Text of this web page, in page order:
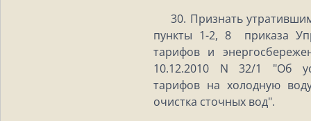
30. Признать
пункты 1-2, 8 приказа
тарифов и
10.12.2010 N 32/1 "Об
тарифов на холодную
очистка сточных вод".